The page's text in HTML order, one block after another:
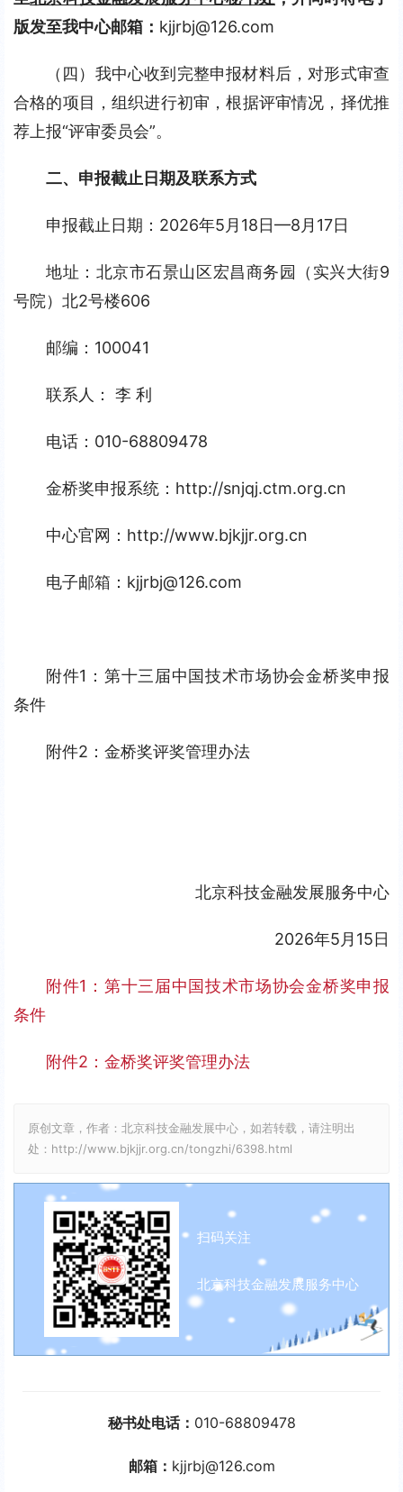
版发至我中心邮箱： kjjrbj@126.com
（四）我中心收到完整申报材料后，对形式审查
合格的项目，组织进行初审，根据评审情况，择优推
荐上报“评审委员会”。
二、 申报截止日期及联系方式
申报截止日期：2026年5月18日—8月17日
地址：北京市石景山区宏昌商务园（实兴大街9
号院）北2号楼606
邮编：100041
联系人： 李 利
电话：010-68809478
金桥奖申报系统：http://snjqj.ctm.org.cn
中心官网：http://www.bjkjjr.org.cn
电子邮箱：kjjrbj@126.com
附件1：第十三届中国技术市场协会金桥奖申报
条件
附件2：金桥奖评奖管理办法
北京科技金融发展服务中心
2026年5月15日
附件1：第十三届中国技术市场协会金桥奖申报
条件
附件2：金桥奖评奖管理办法
原创文章，作者：北京科技金融发展中心，如若转载，请注明出
处：http://www.bjkjjr.org.cn/tongzhi/6398.html
扫码关注
北京科技金融发展服务中心
秘书处电话： 010-68809478
邮箱： kjjrbj@126.com